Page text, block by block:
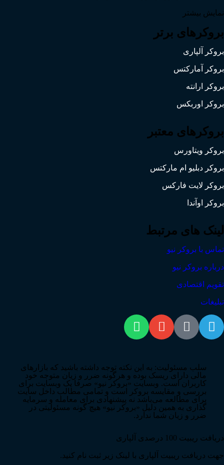
نمایش بیشتر
بروکرهای برتر
بروکر آلپاری
بروکر آمارکتس
بروکر ارانته
بروکر اوربکس
بروکرهای معتبر
بروکر ویتاورس
بروکر دبلیو ام مارکتس
بروکر لایت فارکس
بروکر اوآندا
لینک های مرتبط
تماس با بروکر نیو
درباره بروکر نیو
تقویم اقتصادی
تبلیغات
سلب مسئولیت: به این نکته توجه داشته باشید که بازارهای
مالی دارای ریسک بوده و هرگونه ضرر و زیان متوجه خود
کاربران است. وبسایت «بروکر نیو» صرفا یک وبسایت برای
بررسی و مقایسه بروکر است و تمامی مطالب داخل سایت
برای مطالعه می‌باشد نه پیشنهادی برای معامله و سرمایه
گذاری به همین دلیل «بروکر نیو» هیچ گونه مسئولیتی در
ضرر و زیان شما ندارد.
دریافت ریبیت 100 درصدی آلپاری
جهت دریافت ریبیت آلپاری با لینک زیر ثبت نام کنید.